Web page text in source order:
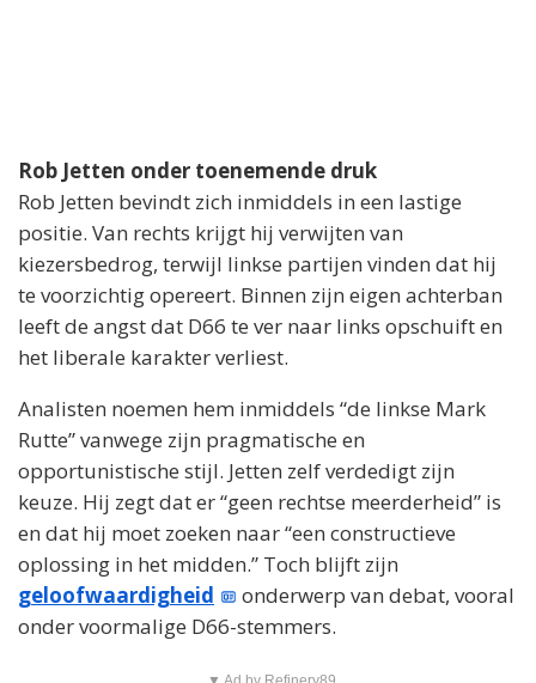
Rob Jetten onder toenemende druk
Rob Jetten bevindt zich inmiddels in een lastige
positie. Van rechts krijgt hij verwijten van
kiezersbedrog, terwijl linkse partijen vinden dat hij
te voorzichtig opereert. Binnen zijn eigen achterban
leeft de angst dat D66 te ver naar links opschuift en
het liberale karakter verliest.
Analisten noemen hem inmiddels “de linkse Mark
Rutte” vanwege zijn pragmatische en
opportunistische stijl. Jetten zelf verdedigt zijn
keuze. Hij zegt dat er “geen rechtse meerderheid” is
en dat hij moet zoeken naar “een constructieve
oplossing in het midden.” Toch blijft zijn
geloofwaardigheid
onderwerp van debat, vooral
onder voormalige D66-stemmers.